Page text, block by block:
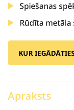
Spiešanas
Rūdīta metāla
KUR
Apraksts